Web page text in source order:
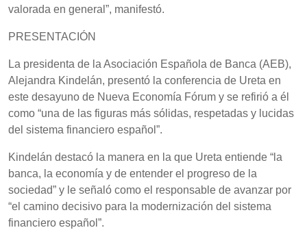
valorada en general”, manifestó.
PRESENTACIÓN
La presidenta de la Asociación Española de Banca (AEB),
Alejandra Kindelán, presentó la conferencia de Ureta en
este desayuno de Nueva Economía Fórum y se refirió a él
como “una de las figuras más sólidas, respetadas y lucidas
del sistema financiero español”.
Kindelán destacó la manera en la que Ureta entiende “la
banca, la economía y de entender el progreso de la
sociedad” y le señaló como el responsable de avanzar por
“el camino decisivo para la modernización del sistema
financiero español”.